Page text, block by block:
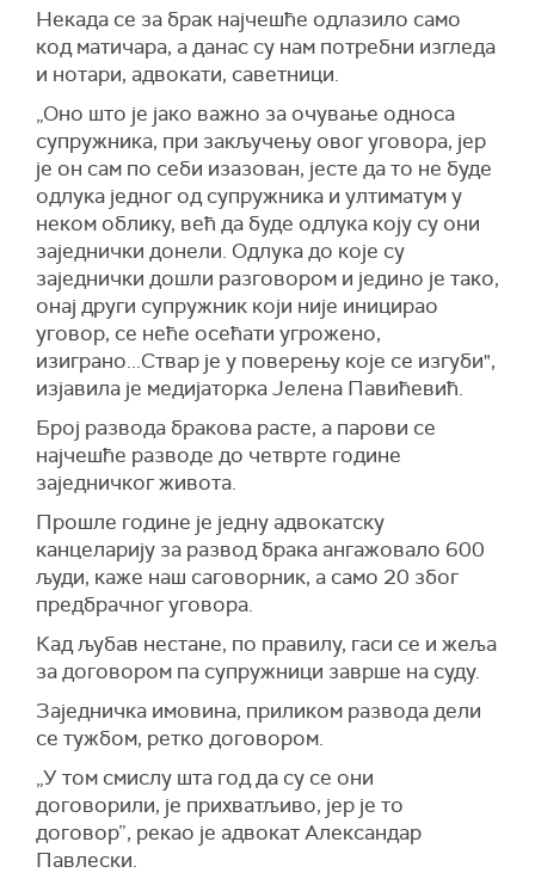
Некада се за брак најчешће одлазило само
код матичара, а данас су нам потребни изгледа
и нотари, адвокати, саветници.
„Оно што је јако важно за очување односа
супружника, при закључењу овог уговора, јер
је он сам по себи изазован, јесте да то не буде
одлука једног од супружника и ултиматум у
неком облику, већ да буде одлука коју су они
заједнички донели. Одлука до које су
заједнички дошли разговором и једино је тако,
онај други супружник који није иницирао
уговор, се неће осећати угрожено,
изиграно...Ствар је у поверењу које се изгуби",
изјавила је медијаторка Јелена Павићевић.
Број развода бракова расте, а парови се
најчешће разводе до четврте године
заједничког живота.
Прошле године је једну адвокатску
канцеларију за развод брака ангажовало 600
људи, каже наш саговорник, а само 20 због
предбрачног уговора.
Кад љубав нестане, по правилу, гаси се и жеља
за договором па супружници заврше на суду.
Заједничка имовина, приликом развода дели
се тужбом, ретко договором.
„У том смислу шта год да су се они
договорили, је прихватљиво, јер је то
договор”, рекао је адвокат Александар
Павлески.